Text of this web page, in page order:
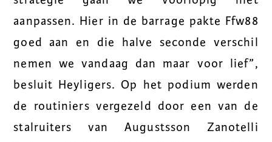
aanpassen. Hier in de barrage pakte Ffw88
goed aan en die halve seconde verschil
nemen we vandaag dan maar voor lief”,
besluit Heyligers. Op het podium werden
de routiniers vergezeld door een van de
stalruiters van Augustsson Zanotelli